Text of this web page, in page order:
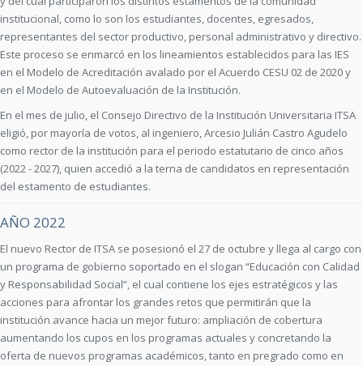
institucional, como lo son los estudiantes, docentes, egresados,
representantes del sector productivo, personal administrativo y directivo.
Este proceso se enmarcó en los lineamientos establecidos para las IES
en el Modelo de Acreditación avalado por el Acuerdo CESU 02 de 2020 y
en el Modelo de Autoevaluación de la Institución.
En el mes de julio, el Consejo Directivo de la Institución Universitaria ITSA
eligió, por mayoría de votos, al ingeniero, Arcesio Julián Castro Agudelo
como rector de la institución para el periodo estatutario de cinco años
(2022 - 2027), quien accedió a la terna de candidatos en representación
del estamento de estudiantes.
AÑO 2022
El nuevo Rector de ITSA se posesionó el 27 de octubre y llega al cargo con
un programa de gobierno soportado en el slogan “Educación con Calidad
y Responsabilidad Social”, el cual contiene los ejes estratégicos y las
acciones para afrontar los grandes retos que permitirán que la
institución avance hacia un mejor futuro: ampliación de cobertura
aumentando los cupos en los programas actuales y concretando la
oferta de nuevos programas académicos, tanto en pregrado como en